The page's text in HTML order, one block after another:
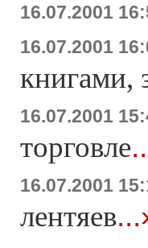
16.07.2001
16.07.2001
книгами,
16.07.2001
торговле
16.07.2001
лентяев